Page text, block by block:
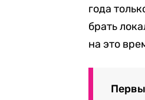
года
брать
на это